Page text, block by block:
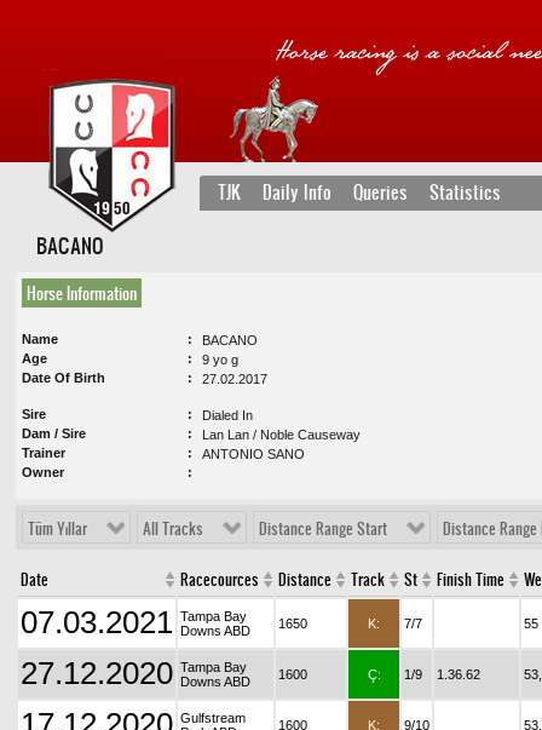
TJK Daily Info Queries Statistics
BACANO
Horse Information
Name
BACANO
Age
9 yo g
Date Of Birth
27.02.2017
Sire
Dialed In
Dam / Sire
Lan Lan / Noble Causeway
Trainer
ANTONIO SANO
Owner
Tüm Yıllar All Tracks Distance Range Start Distance Range
Date Racecources Distance Track St Finish Time
07.03.2021 Tampa Bay
Downs ABD
1650 K: 7/7 55
27.12.2020 Tampa Bay
Downs ABD
1600 Ç: 1/9 1.36.62
Gulfstream
1600 K: 9/10